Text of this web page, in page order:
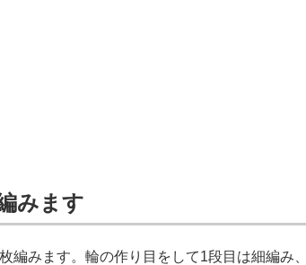
みます
編みます。輪の作り目をして1段目は細編み